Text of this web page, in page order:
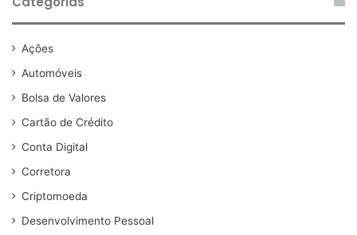
Ações
Automóveis
Bolsa de Valores
Cartão de Crédito
Conta Digital
Corretora
Criptomoeda
Desenvolvimento Pessoal